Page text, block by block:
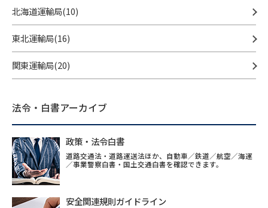
北海道運輸局(10)
東北運輸局(16)
関東運輸局(20)
法令・白書アーカイブ
政策・法令白書
道路交通法・道路運送法ほか、自動車／鉄道／航空／海運
／事業警察白書・国土交通白書を確認できます。
安全関連規則ガイドライン